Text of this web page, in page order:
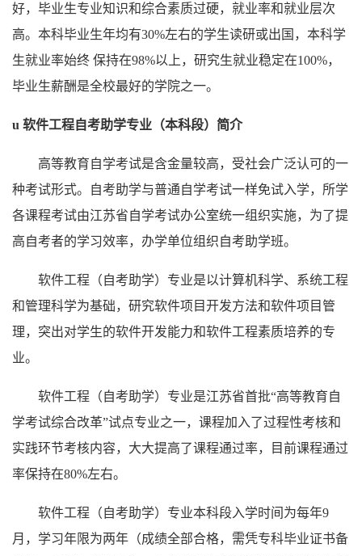
好，毕业生专业知识和综合素质过硬，就业率和就业层次
高。本科毕业生年均有30%左右的学生读研或出国，本科学
生就业率始终 保持在98%以上，研究生就业稳定在100%，
毕业生薪酬是全校最好的学院之一。
u 软件工程自考助学专业（本科段）简介
高等教育自学考试是含金量较高，受社会广泛认可的一
种考试形式。自考助学与普通自学考试一样免试入学，所学
各课程考试由江苏省自学考试办公室统一组织实施，为了提
高自考者的学习效率，办学单位组织自考助学班。
软件工程（自考助学）专业是以计算机科学、系统工程
和管理科学为基础，研究软件项目开发方法和软件项目管
理，突出对学生的软件开发能力和软件工程素质培养的专
业。
软件工程（自考助学）专业是江苏省首批“高等教育自
学考试综合改革”试点专业之一，课程加入了过程性考核和
实践环节考核内容，大大提高了课程通过率，目前课程通过
率保持在80%左右。
软件工程（自考助学）专业本科段入学时间为每年9
月，学习年限为两年（成绩全部合格，需凭专科毕业证书备